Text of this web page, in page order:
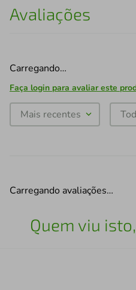
Avaliações
Carregando…
Faça login para avaliar este
Mais recentes
Carregando avaliações…
Quem viu